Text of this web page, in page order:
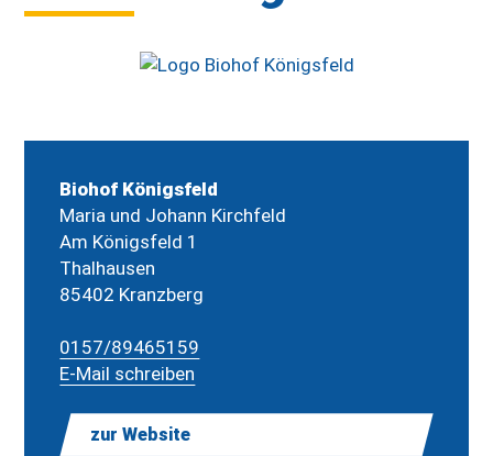
Biohof Königsfeld
Maria und Johann Kirchfeld
Am Königsfeld 1
Thalhausen
85402 Kranzberg
0157/89465159
E-Mail schreiben
zur Website